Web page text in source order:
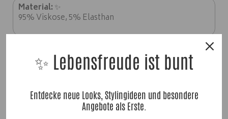
Material:✨
95% Viskose, 5% Elasthan
✨ Lebensfreude ist bunt
Entdecke neue Looks, Stylingideen und besondere
Angebote als Erste.